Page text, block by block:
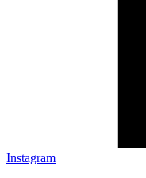
Instagram